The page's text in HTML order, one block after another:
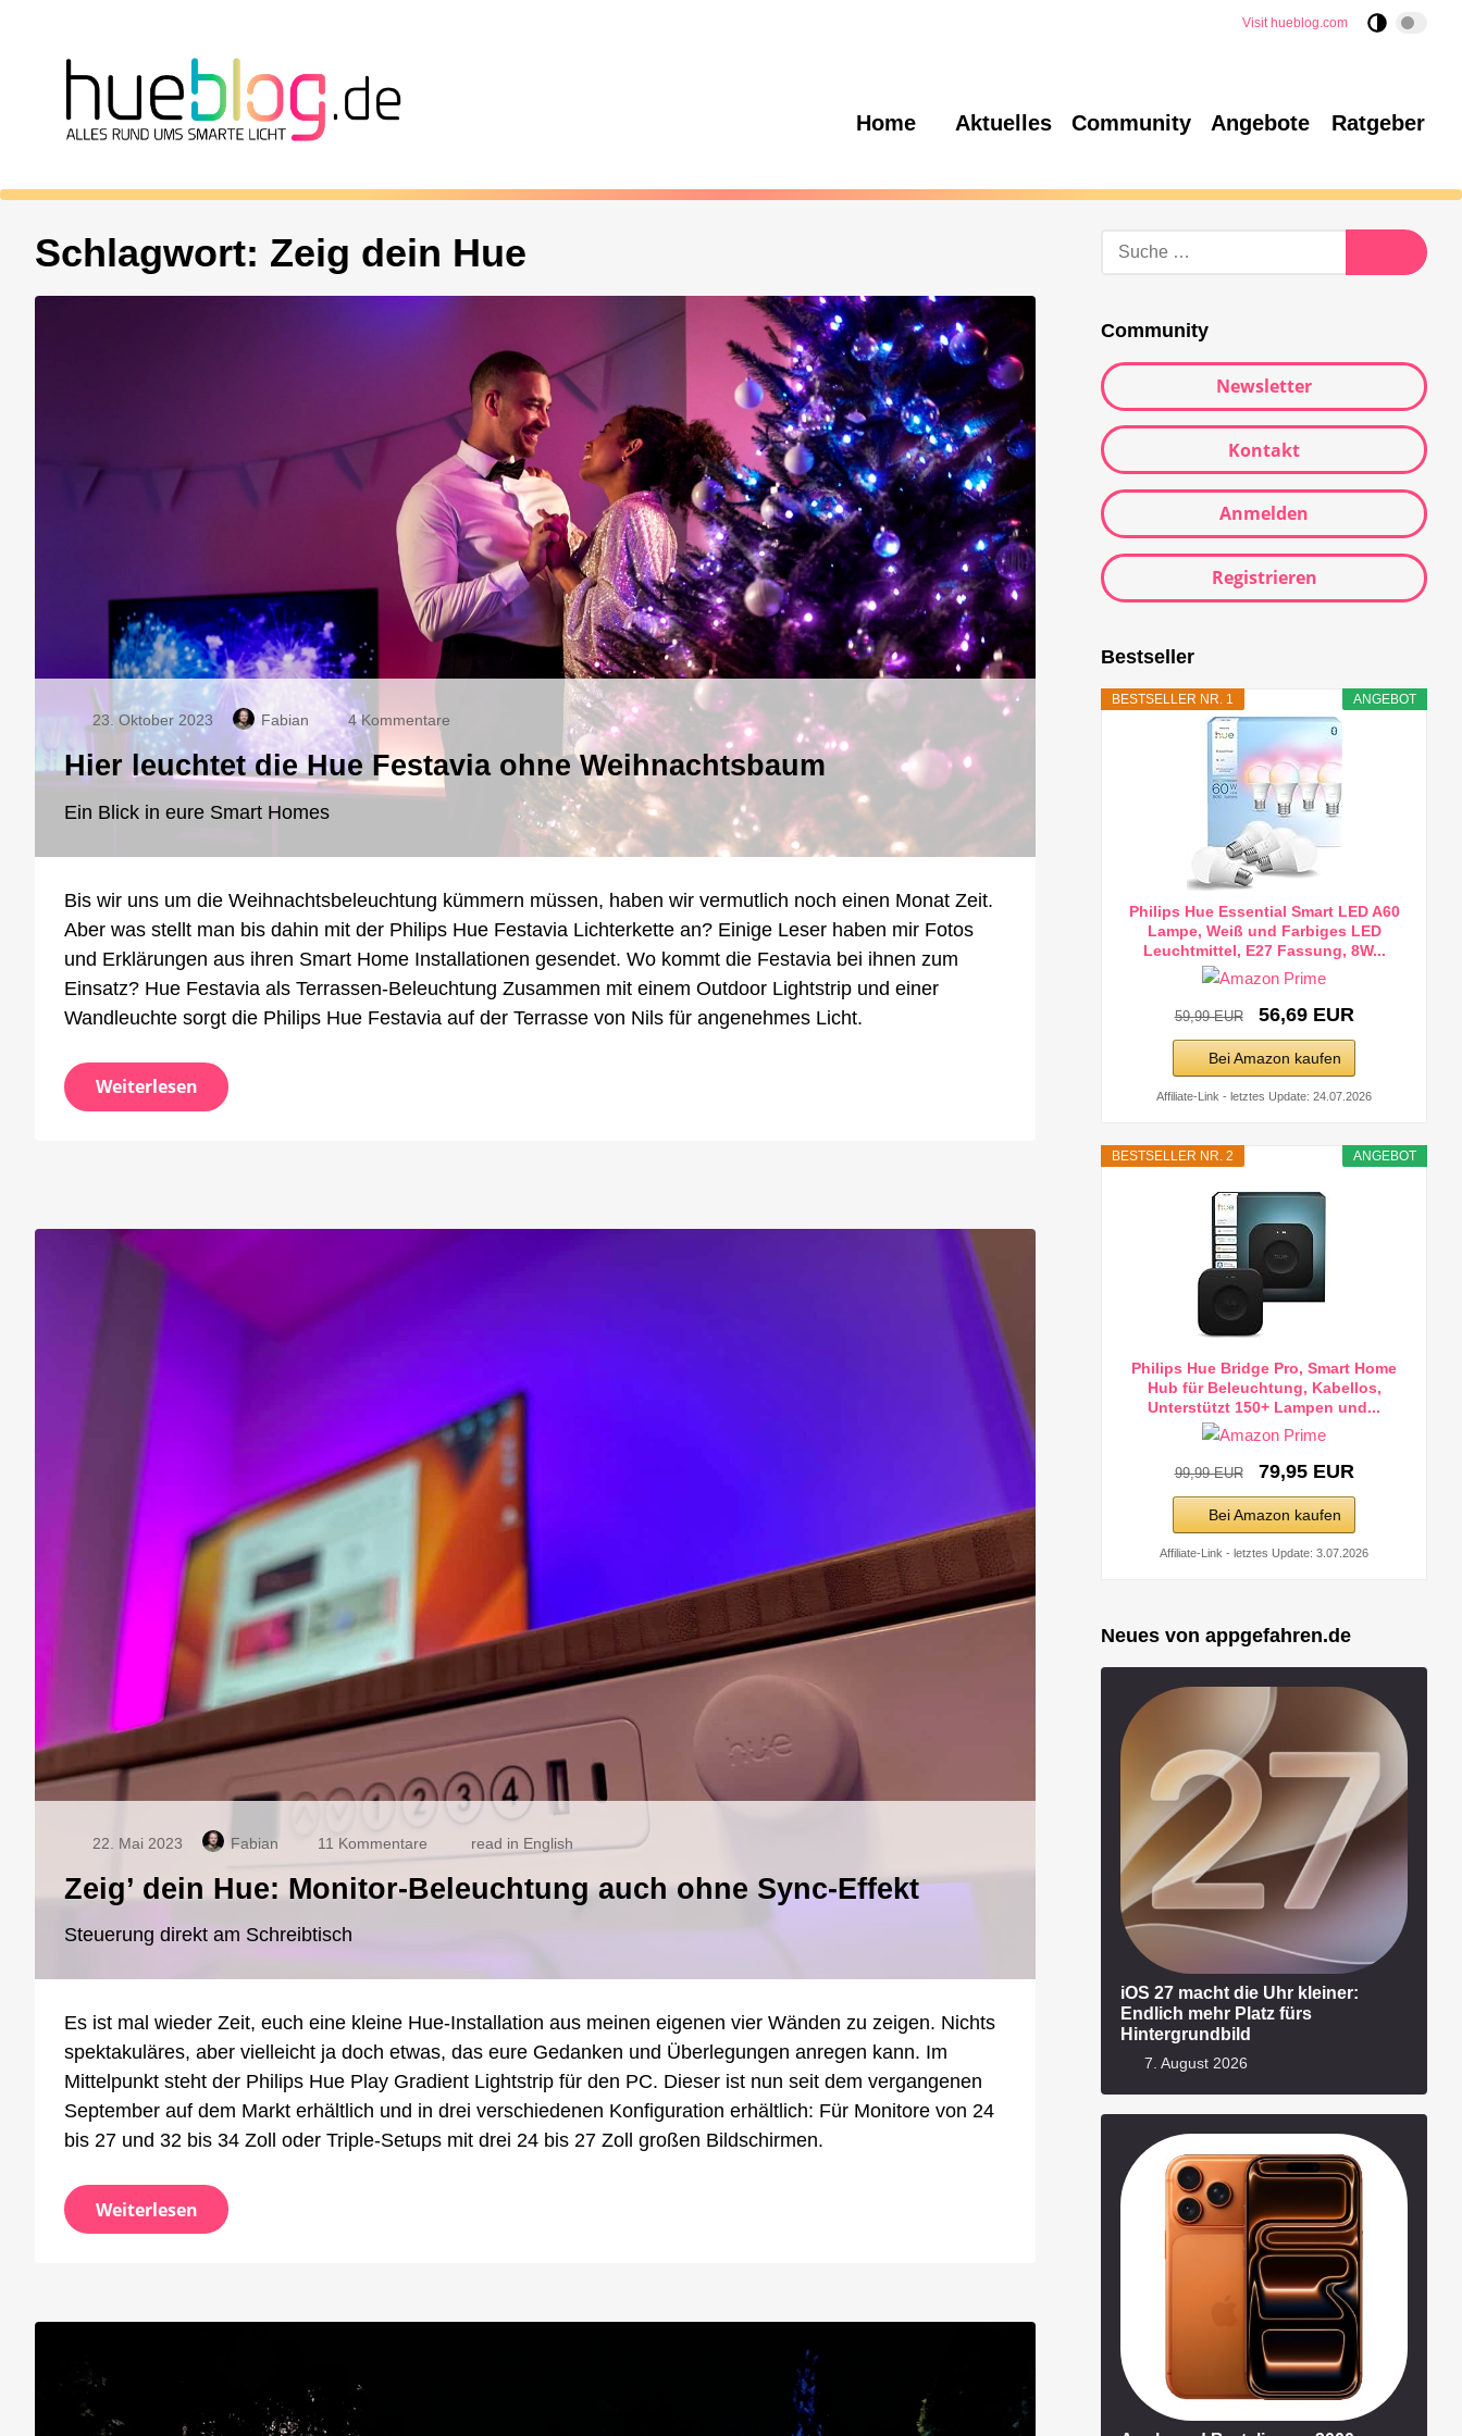
Visit hueblog.com
Home Aktuelles Community Angebote Ratgeber
Schlagwort: Zeig dein Hue
23. Oktober 2023 Fabian 4 Kommentare
leuchtet
ohne
Hier leuchtet die Hue Festavia ohne Weihnachtsbaum
Ein Blick in eure Smart Homes
Bis wir uns um die Weihnachtsbeleuchtung kümmern müssen, haben wir vermutlich noch einen Monat Zeit.
Aber was stellt man bis dahin mit der Philips Hue Festavia Lichterkette an? Einige Leser haben mir Fotos
und Erklärungen aus ihren Smart Home Installationen gesendet. Wo kommt die Festavia bei ihnen zum
Einsatz? Hue Festavia als Terrassen-Beleuchtung Zusammen mit einem Outdoor Lightstrip und einer
Wandleuchte sorgt die Philips Hue Festavia auf der Terrasse von Nils für angenehmes Licht.
Weiterlesen
22. Mai 2023 Fabian 11 Kommentare
Zeig’
dein
auch
Sync-
Effekt
read in English
Zeig’ dein Hue: Monitor-Beleuchtung auch ohne Sync-Effekt
Steuerung direkt am Schreibtisch
Es ist mal wieder Zeit, euch eine kleine Hue-Installation aus meinen eigenen vier Wänden zu zeigen. Nichts
spektakuläres, aber vielleicht ja doch etwas, das eure Gedanken und Überlegungen anregen kann. Im
Mittelpunkt steht der Philips Hue Play Gradient Lightstrip für den PC. Dieser ist nun seit dem vergangenen
September auf dem Markt erhältlich und in drei verschiedenen Konfiguration erhältlich: Für Monitore von 24
bis 27 und 32 bis 34 Zoll oder Triple-Setups mit drei 24 bis 27 Zoll großen Bildschirmen.
Weiterlesen
Suche
Suche
Community
Newsletter
Kontakt
Anmelden
Registrieren
Bestseller
ANGEBOT
BESTSELLER NR. 1
Philips Hue Essential Smart LED A60
Lampe, Weiß und Farbiges LED
Leuchtmittel, E27 Fassung, 8W...
59,99 EUR 56,69 EUR
Bei Amazon kaufen
Affiliate-Link - letztes Update: 24.07.2026
ANGEBOT
BESTSELLER NR. 2
Philips Hue Bridge Pro, Smart Home
Hub für Beleuchtung, Kabellos,
Unterstützt 150+ Lampen und...
99,99 EUR 79,95 EUR
Bei Amazon kaufen
Affiliate-Link - letztes Update: 3.07.2026
Neues von appgefahren.de
iOS 27 macht die Uhr kleiner:
Endlich mehr Platz fürs
Hintergrundbild
7. August 2026